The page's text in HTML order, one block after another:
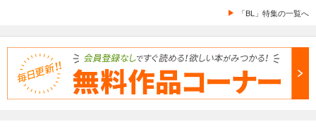
「BL」特集の一覧へ